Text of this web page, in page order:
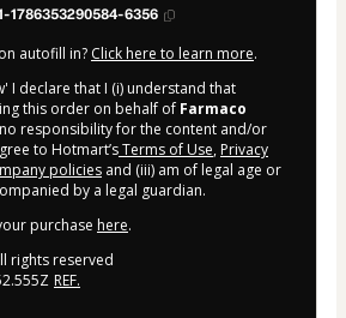
1786353290584-6356
autofill in? Click here to learn more.
I declare that I (i) understand that
this order on behalf of Farmaco
responsibility for the content and/or
to Hotmart’sTerms of Use, Privacy
policies and (iii) am of legal age or
by a legal guardian.
purchase here.
rights reserved
REF.